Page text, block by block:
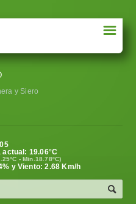
☰
y Siero
actual: 19.06°C
- Min.18.78ºC)
y Viento: 2.68 Km/h